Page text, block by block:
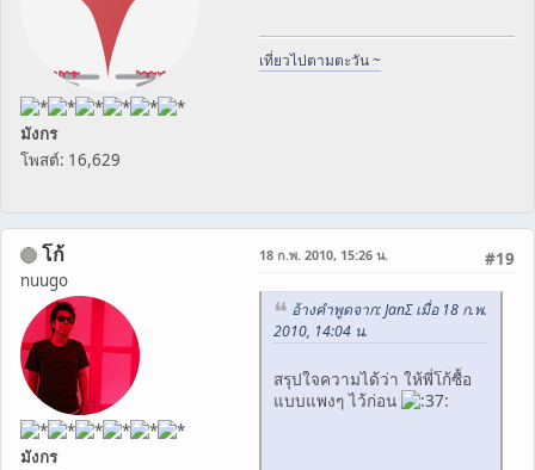
มังกร
โพสต์: 16,629
เที่ยวไปตามตะวัน ~
โก้
nuugo
มังกร
#19
18 ก.พ. 2010, 15:26 น.
อ้างคำพูดจาก: JanΣ เมื่อ 18 ก.พ.
2010, 14:04 น.
สรุปใจความได้ว่า ให้พี่โก้ซื้อ
แบบแพงๆ ไว้ก่อน